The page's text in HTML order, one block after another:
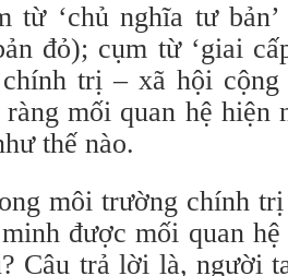
từ ‘chủ nghĩa tư
đỏ); cụm từ ‘giai
trị – xã hội cộng
mối quan hệ hiện
thế nào.
môi trường chính
được mối quan
Câu trả lời là, người